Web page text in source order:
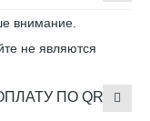
внимание.
не являются
ПО QR